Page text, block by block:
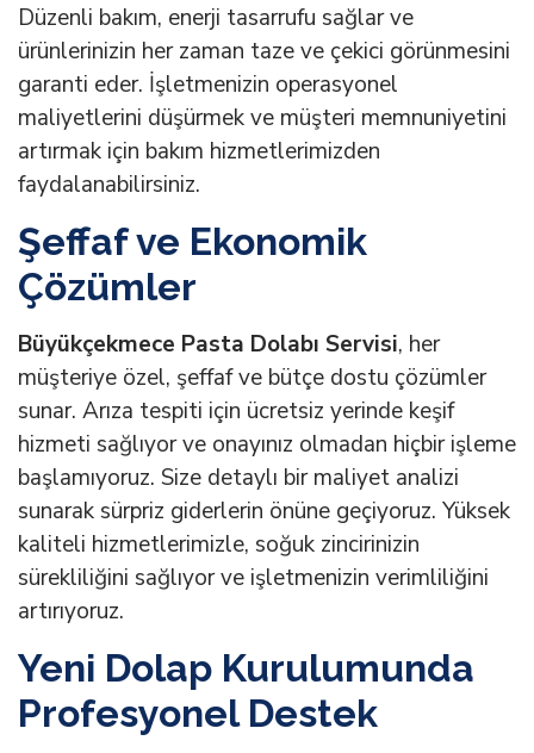
Düzenli bakım, enerji tasarrufu sağlar ve
ürünlerinizin her zaman taze ve çekici görünmesini
garanti eder. İşletmenizin operasyonel
maliyetlerini düşürmek ve müşteri memnuniyetini
artırmak için bakım hizmetlerimizden
faydalanabilirsiniz.
Şeffaf ve Ekonomik
Çözümler
Büyükçekmece Pasta Dolabı Servisi, her
müşteriye özel, şeffaf ve bütçe dostu çözümler
sunar. Arıza tespiti için ücretsiz yerinde keşif
hizmeti sağlıyor ve onayınız olmadan hiçbir işleme
başlamıyoruz. Size detaylı bir maliyet analizi
sunarak sürpriz giderlerin önüne geçiyoruz. Yüksek
kaliteli hizmetlerimizle, soğuk zincirinizin
sürekliliğini sağlıyor ve işletmenizin verimliliğini
artırıyoruz.
Yeni Dolap Kurulumunda
Profesyonel Destek